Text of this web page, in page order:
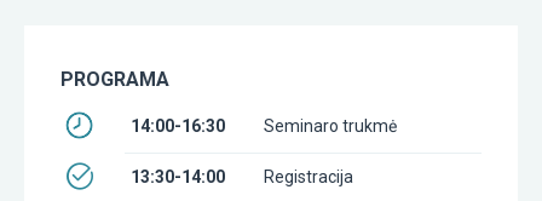
PROGRAMA
14:00-16:30 Seminaro trukmė
13:30-14:00 Registracija